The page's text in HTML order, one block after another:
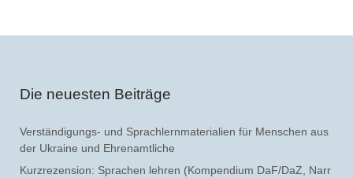
Die neuesten Beiträge
Verständigungs- und Sprachlernmaterialien für Menschen aus
der Ukraine und Ehrenamtliche
Kurzrezension: Sprachen lehren (Kompendium DaF/DaZ, Narr